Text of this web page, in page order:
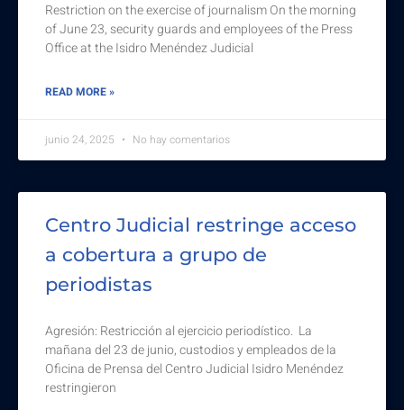
Restriction on the exercise of journalism On the morning
of June 23, security guards and employees of the Press
Office at the Isidro Menéndez Judicial
READ MORE »
junio 24, 2025 No hay comentarios
Centro Judicial restringe acceso
a cobertura a grupo de
periodistas
Agresión: Restricción al ejercicio periodístico. La
mañana del 23 de junio, custodios y empleados de la
Oficina de Prensa del Centro Judicial Isidro Menéndez
restringieron